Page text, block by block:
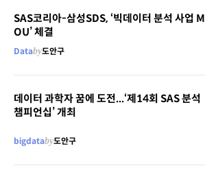
SAS코리아-삼성SDS, ‘빅데이터 분석 사업 M
OU’ 체결
Databy도안구
데이터 과학자 꿈에 도전...‘제14회 SAS 분석
챔피언십’ 개최
bigdataby도안구